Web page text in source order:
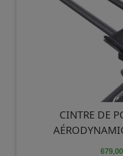
CINTRE DE